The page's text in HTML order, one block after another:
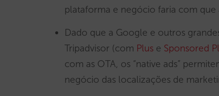
plataforma e negócio faria com que
Dado que a Google e outros
Tripadvisor (com Plus e Sponsored
com as OTA, os “native ads”
negócio das localizações de